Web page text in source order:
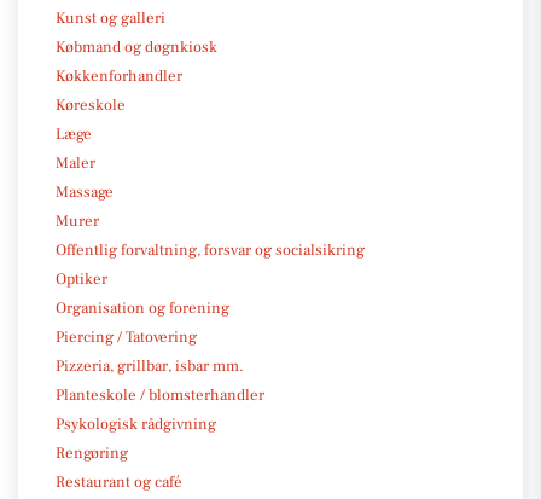
Kunst og galleri
Købmand og døgnkiosk
Køkkenforhandler
Køreskole
Læge
Maler
Massage
Murer
Offentlig forvaltning, forsvar og socialsikring
Optiker
Organisation og forening
Piercing / Tatovering
Pizzeria, grillbar, isbar mm.
Planteskole / blomsterhandler
Psykologisk rådgivning
Rengøring
Restaurant og café